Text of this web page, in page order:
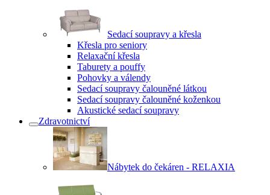
Sedací soupravy a křesla
Křesla pro seniory
Relaxační křesla
Taburety a pouffy
Pohovky a válendy
Sedací soupravy čalouněné látkou
Sedací soupravy čalouněné koženkou
Akustické sedací soupravy
Zdravotnictví
Nábytek do čekáren - RELAXIA